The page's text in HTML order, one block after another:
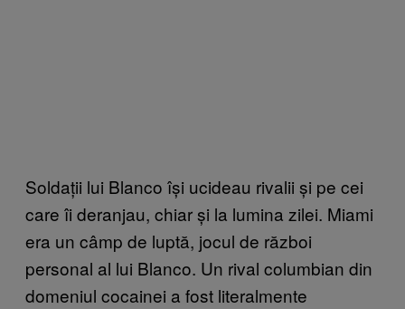
Soldații lui Blanco își ucideau rivalii și pe cei
care îi deranjau, chiar și la lumina zilei. Miami
era un câmp de luptă, jocul de război
personal al lui Blanco. Un rival columbian din
domeniul cocainei a fost literalmente